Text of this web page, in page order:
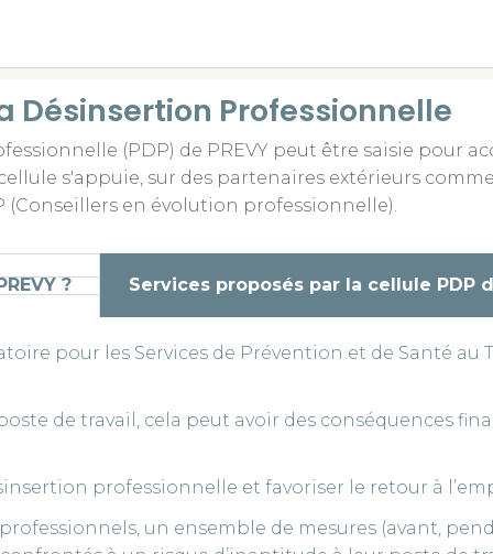
Désinsertion Professionnelle
(PDP) de PREVY peut être saisie pour
s'appuie, sur des partenaires extérieurs comme :
(Conseillers en évolution professionnelle).
? Services proposés par la cellule PDP
pour les Services de Prévention et de Santé au
de travail, cela peut avoir des conséquences
professionnelle et favoriser le retour à
un ensemble de mesures (avant,